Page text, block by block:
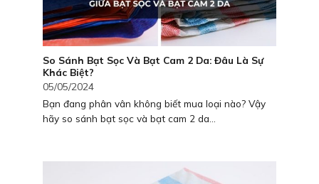
So Sánh Bạt Sọc Và Bạt Cam 2 Da: Đâu Là Sự
Khác Biệt?
05/05/2024
Bạn đang phân vân không biết mua loại nào? Vậy
hãy so sánh bạt sọc và bạt cam 2 da...